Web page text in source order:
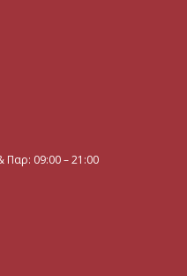
Παρ: 09:00 – 21:00